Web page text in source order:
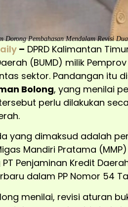
Dorong Pembahasan Mendalam Revisi
– DPRD Kalimantan
(BUMD) milik
sektor. Pandangan itu
Bolong, yang menilai
perlu dilakukan
yang dimaksud adalah
Mandiri Pratama
PT Penjaminan Kredit
dalam PP Nomor 54
menilai, revisi aturan